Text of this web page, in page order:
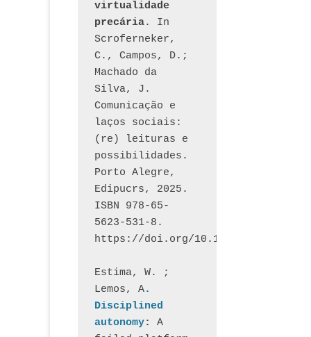
virtualidade
precária. In
Scroferneker,
C., Campos, D.;
Machado da
Silva, J.
Comunicação e
laços sociais:
(re) leituras e
possibilidades.
Porto Alegre,
Edipucrs, 2025.
ISBN 978-65-
5623-531-8.
https://doi.org/10.15448/1877.3
Estima, W. ;
Lemos, A.
Disciplined
autonomy: A